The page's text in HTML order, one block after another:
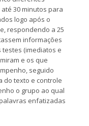
30 minutos para
logo após o
respondendo a 25
informações
testes (imediatos e
e os que
seguido
do texto e controle
o grupo ao qual
enfatizadas